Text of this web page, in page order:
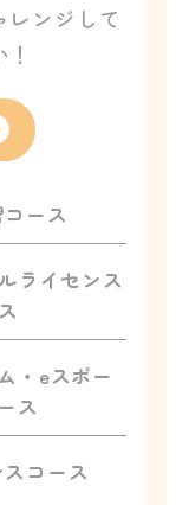
ンジして
ース
ライセンス
・eスポー
ス
スコース